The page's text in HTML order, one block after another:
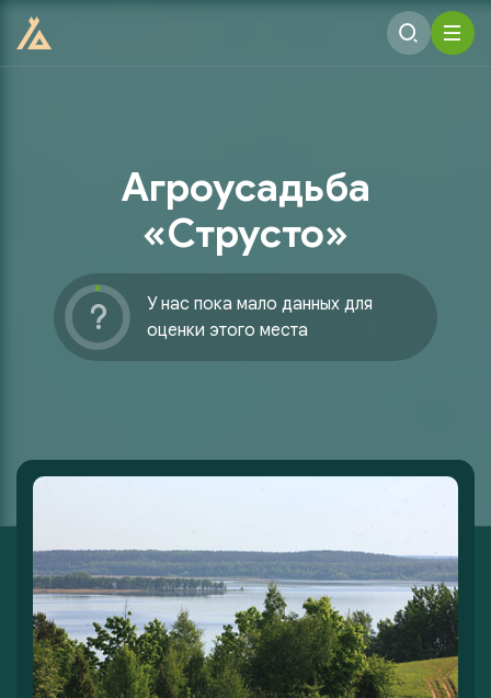
Агроусадьба
«Струсто»
У нас пока мало данных для
оценки этого места